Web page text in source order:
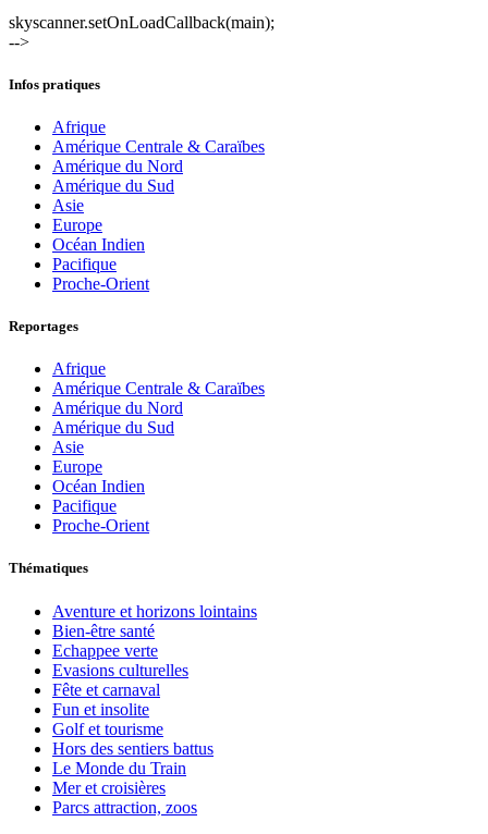
skyscanner.setOnLoadCallback(main);
-->
Infos pratiques
Afrique
Amérique Centrale & Caraïbes
Amérique du Nord
Amérique du Sud
Asie
Europe
Océan Indien
Pacifique
Proche-Orient
Reportages
Afrique
Amérique Centrale & Caraïbes
Amérique du Nord
Amérique du Sud
Asie
Europe
Océan Indien
Pacifique
Proche-Orient
Thématiques
Aventure et horizons lointains
Bien-être santé
Echappee verte
Evasions culturelles
Fête et carnaval
Fun et insolite
Golf et tourisme
Hors des sentiers battus
Le Monde du Train
Mer et croisières
Parcs attraction, zoos